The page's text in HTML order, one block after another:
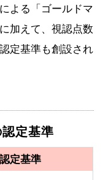
よる「ゴールドマ
加えて、視認点数
定基準も創設され
認定基準
定基準